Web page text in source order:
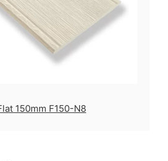
150mm F150-N8